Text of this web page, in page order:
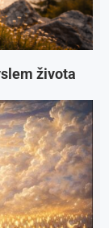
života